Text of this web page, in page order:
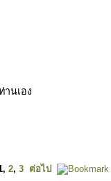
นเอง
, 2, 3 ต่อไป